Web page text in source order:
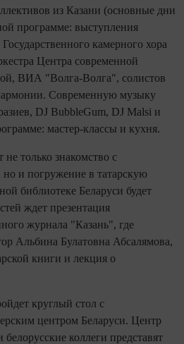
из Казани (основные дни
программе: выступления
камерного хора
Центра современной
ВИА "Волга-Волга", солистов
Современную музыку
DJ BubbleGum, DJ Malsi и
мастер-классы и кухня.
только знакомство с
но и погружение в татарскую
библиотеке Беларуси будет
ждет презентация
журнала "Казань", где
Альбина Булатовна Абсалямова,
книги и лекция о
круглый стол с
центром Беларуси. Центр
белорусские коллеги представят